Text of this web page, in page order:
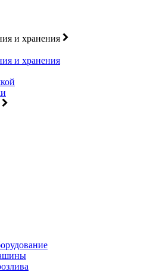
и хранения
и хранения